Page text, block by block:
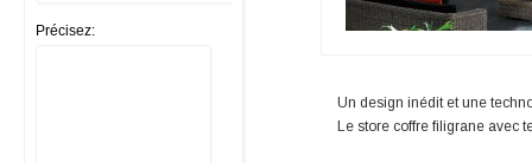
Un design inédit et une
Le store coffre filigrane avec
Précisez: